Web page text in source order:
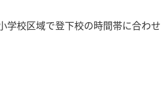
学校区域で登下校の時間帯に合わせ